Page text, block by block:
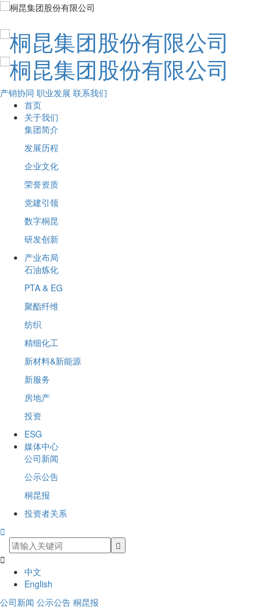
产销协同 职业发展 联系我们
首页
关于我们
集团简介
发展历程
企业文化
荣誉资质
党建引领
数字桐昆
研发创新
产业布局
石油炼化
PTA & EG
聚酯纤维
纺织
精细化工
新材料&新能源
新服务
房地产
投资
ESG
媒体中心
公司新闻
公示公告
桐昆报
投资者关系


中文
English
公司新闻 公示公告 桐昆报